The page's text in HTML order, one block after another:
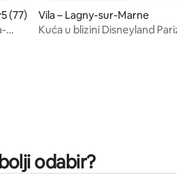
ocjena: 5/5, recenzija: 77
5 (77)
Vila – Lagny-sur-Marne
Kuća u blizini Disneyland
odabir?